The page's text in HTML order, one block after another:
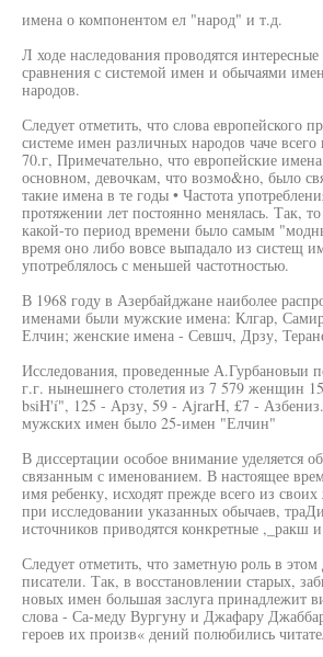
имена о компонентом ел "народ" и т.д.
Л ходе наследования проводятся
сравнения с системой имен и обычаями
народов.
Следует отметить, что слова европейского
системе имен различных народов чаче всего
70.г, Примечательно, что европейские
основном, девочкам, что возмо&но, было
такие имена в те годы • Частота
протяжении лет постоянно менялась. Так,
какой-то период времени было самым
время оно либо вовсе выпадало из систещ
употреблялось с меньшей частотностью.
В 1968 году в Азербайджане наиболее
именами были мужские имена: Клгар,
Елчин; женские имена - Севшч, Дрзу,
Исследования, проведенные А.Гурбановыи
г.г. нынешнего столетия из 7 579 женщин
bsiH'í", 125 - Арзу, 59 - AjrarH, £7 -
мужских имен было 25-имен "Елчин"
В диссертации особое внимание уделяется
связанным с именованием. В настоящее
имя ребенку, исходят прежде всего из
при исследовании указанных обычаев,
источников приводятся конкретные ,_ракш
Следует отметить, что заметную роль в этом
писатели. Так, в восстановлении старых,
новых имен большая заслуга принадлежит
слова - Са-меду Вургуну и Джафару
героев их произв« дений полюбились